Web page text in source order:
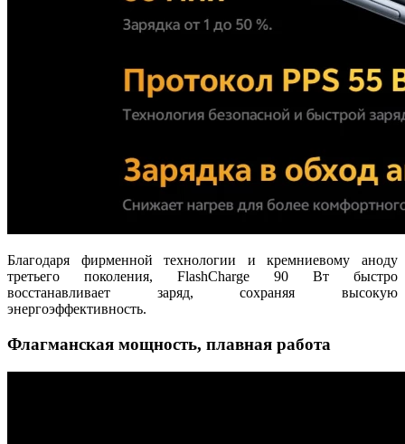
Благодаря фирменной технологии и кремниевому аноду
третьего поколения, FlashCharge 90 Вт быстро
восстанавливает заряд, сохраняя высокую
энергоэффективность.
Флагманская мощность, плавная работа